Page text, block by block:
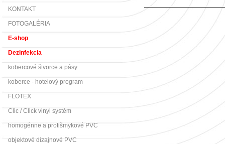
KONTAKT
FOTOGALÉRIA
E-shop
Dezinfekcia
kobercové štvorce a pásy
koberce - hotelový program
FLOTEX
Clic / Click vinyl systém
homogénne a protišmykové PVC
objektové dizajnové PVC